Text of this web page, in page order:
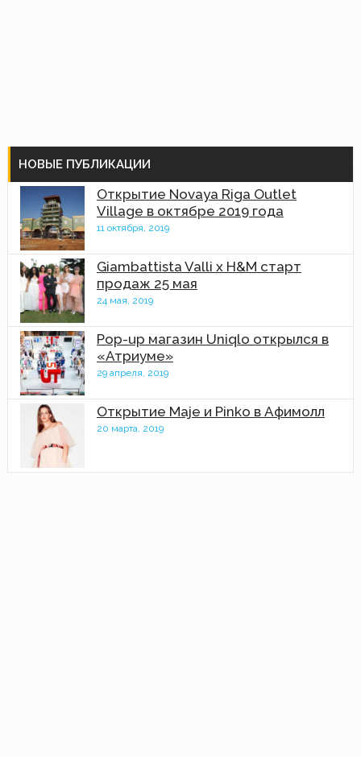
НОВЫЕ ПУБЛИКАЦИИ
Открытие Novaya Riga Outlet
Village в октябре 2019 года
11 октября, 2019
Giambattista Valli x H&M старт
продаж 25 мая
24 мая, 2019
Pop-up магазин Uniqlo открылся в
«Атриуме»
29 апреля, 2019
Открытие Maje и Pinko в Афимолл
20 марта, 2019